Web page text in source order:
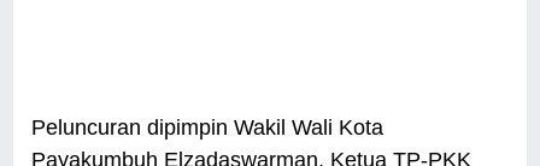
Peluncuran dipimpin Wakil Wali Kota
Payakumbuh Elzadaswarman, Ketua TP-PKK